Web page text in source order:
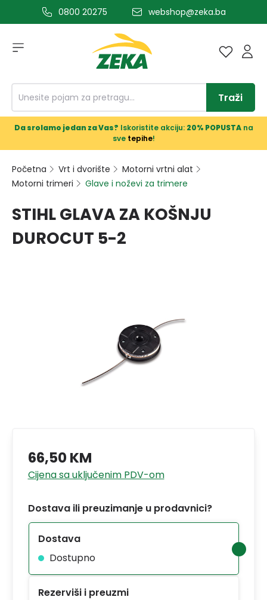
glavni sadržaj0800 20275 webshop@zeka.ba
Traži
Da srolamo jedan za Vas? Iskoristite akciju: 20% POPUSTAna
sve tepihe!
Početna Vrt i dvorište
Motorni vrtni alat
Motorni trimeri
Glave i noževi za trimere
STIHL GLAVA ZA KOŠNJU
DUROCUT 5-2
66,50 KM
Cijena sa uključenim PDV-om
Dostava ili preuzimanje u prodavnici?
Dostava
Dostupno
Rezerviši i preuzmi